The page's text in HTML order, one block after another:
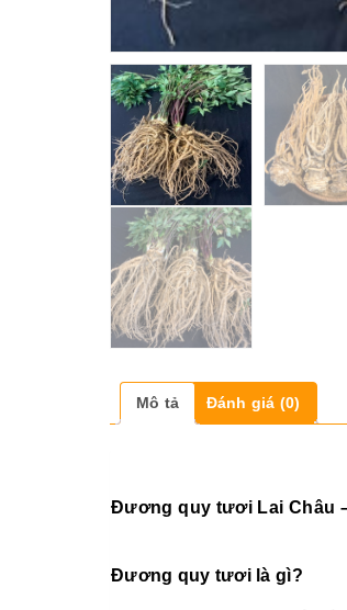
Mô tả Đánh giá (0)
Đương quy tươi Lai Châu
Đương quy tươi là gì?